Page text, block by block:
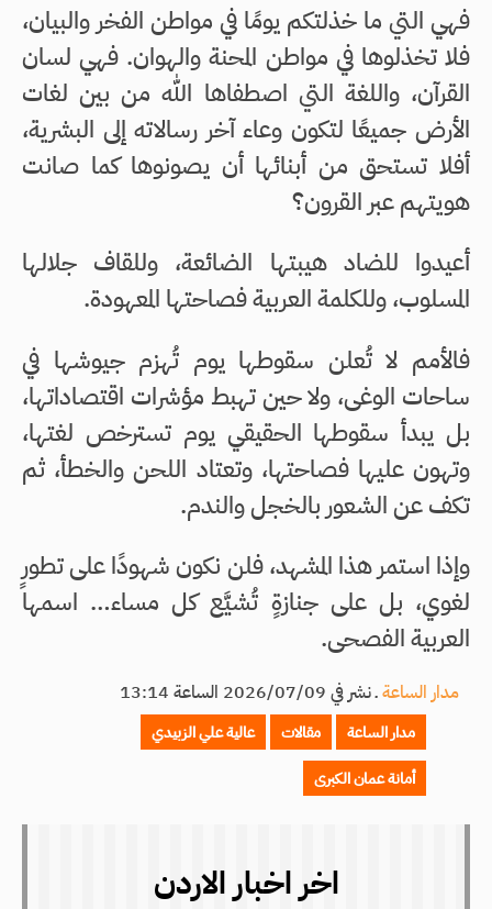
فهي التي ما خذلتكم يومًا في مواطن الفخر والبيان،
فلا تخذلوها في مواطن المحنة والهوان. فهي لسان
القرآن، واللغة التي اصطفاها الله من بين لغات
الأرض جميعًا لتكون وعاء آخر رسالاته إلى البشرية،
أفلا تستحق من أبنائها أن يصونوها كما صانت
هويتهم عبر القرون؟
أعيدوا للضاد هيبتها الضائعة، وللقاف جلالها
المسلوب، وللكلمة العربية فصاحتها المعهودة.
فالأمم لا تُعلن سقوطها يوم تُهزم جيوشها في
ساحات الوغى، ولا حين تهبط مؤشرات اقتصاداتها،
بل يبدأ سقوطها الحقيقي يوم تسترخص لغتها،
وتهون عليها فصاحتها، وتعتاد اللحن والخطأ، ثم
تكف عن الشعور بالخجل والندم.
وإذا استمر هذا المشهد، فلن نكون شهودًا على تطورٍ
لغوي، بل على جنازةٍ تُشيَّع كل مساء… اسمها
العربية الفصحى.
مدار الساعةـنشر في 2026/07/09 الساعة 13:14
مدار الساعة مقالات
عالية علي الزبيدي
أمانة عمان الكبرى
اخر اخبار الاردن